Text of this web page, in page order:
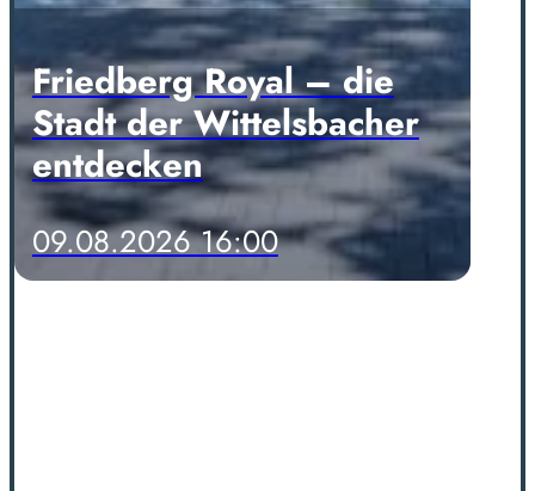
Friedberg Royal – die
Stadt der Wittelsbacher
entdecken
09.08.2026 16:00